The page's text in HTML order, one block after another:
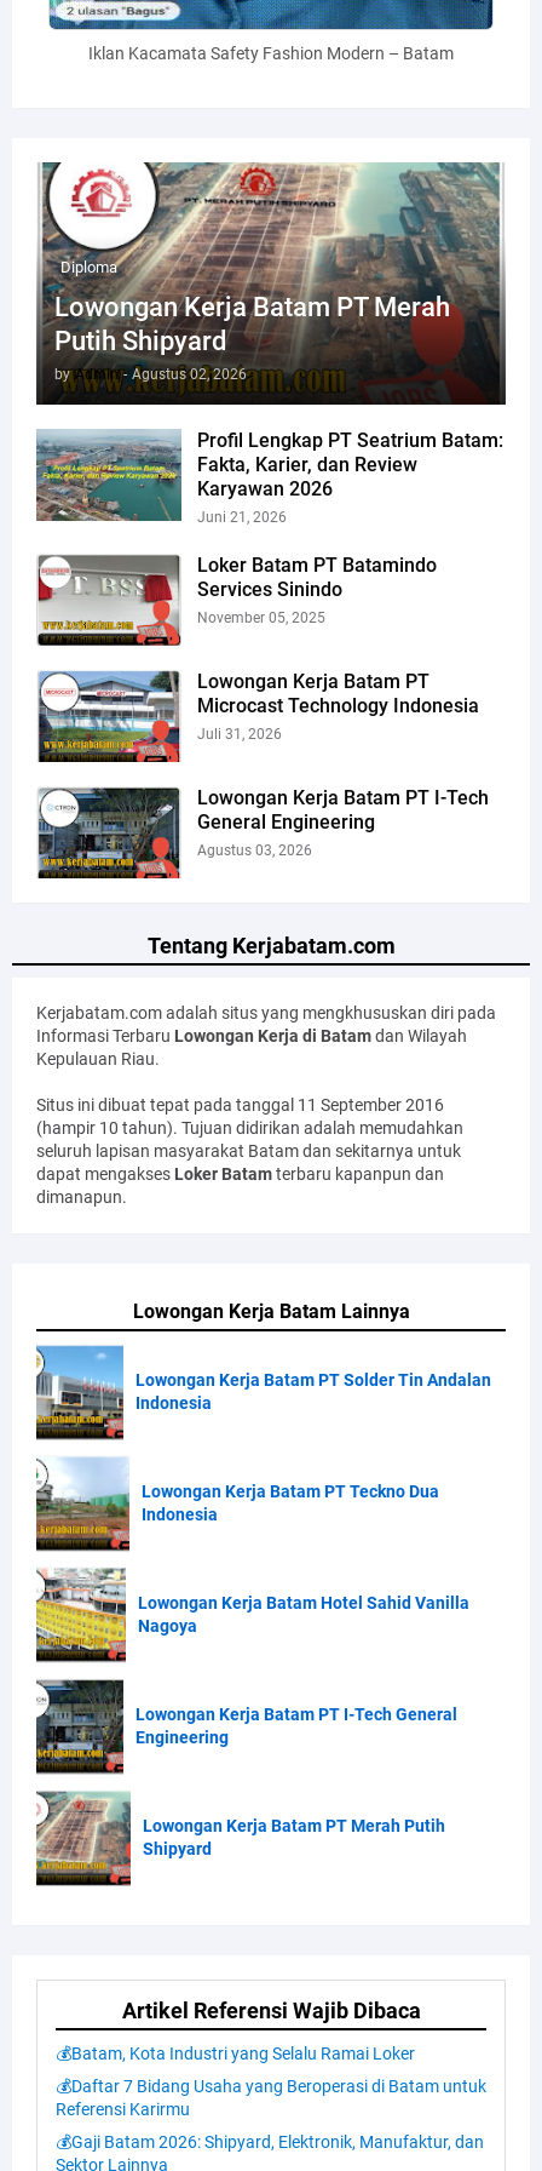
Iklan Kacamata Safety Fashion Modern – Batam
Diploma
Lowongan Kerja Batam PT Merah
Putih Shipyard
by Admin - Agustus 02, 2026
Profil Lengkap PT Seatrium Batam:
Fakta, Karier, dan Review
Karyawan 2026
Juni 21, 2026
Loker Batam PT Batamindo
Services Sinindo
November 05, 2025
Lowongan Kerja Batam PT
Microcast Technology Indonesia
Juli 31, 2026
Lowongan Kerja Batam PT I-Tech
General Engineering
Agustus 03, 2026
Tentang Kerjabatam.com
Kerjabatam.com adalah situs yang mengkhususkan diri pada
Informasi Terbaru Lowongan Kerja di Batamdan Wilayah
Kepulauan Riau.
Situs ini dibuat tepat pada tanggal 11 September 2016
(hampir 10 tahun). Tujuan didirikan adalah memudahkan
seluruh lapisan masyarakat Batam dan sekitarnya untuk
dapat mengakses Loker Batamterbaru kapanpun dan
dimanapun.
Lowongan Kerja Batam Lainnya
Lowongan Kerja Batam PT Solder Tin Andalan
Indonesia
Lowongan Kerja Batam PT Teckno Dua
Indonesia
Lowongan Kerja Batam Hotel Sahid Vanilla
Nagoya
Lowongan Kerja Batam PT I-Tech General
Engineering
Lowongan Kerja Batam PT Merah Putih
Shipyard
Artikel Referensi Wajib Dibaca
💰Batam, Kota Industri yang Selalu Ramai Loker
💰Daftar 7 Bidang Usaha yang Beroperasi di Batam untuk
Referensi Karirmu
💰Gaji Batam 2026: Shipyard, Elektronik, Manufaktur, dan
Sektor Lainnya